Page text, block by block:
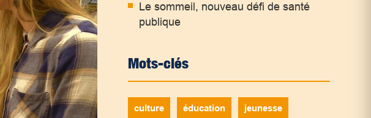
Le sommeil, nouveau défi de santé
publique
Mots-clés
culture éducation jeunesse